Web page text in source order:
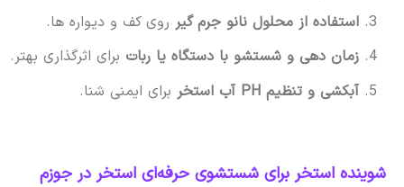
استفاده از محلول نانو جرم گیرروی کف و دیواره ها.
زمان دهی و شستشو با دستگاه یا رباتبرای اثرگذاری بهتر.
آبکشی و تنظیم PH آب استخر
برای ایمنی شنا.
شوینده استخر برای شستشوی حرفه‌ای استخر در جوزم